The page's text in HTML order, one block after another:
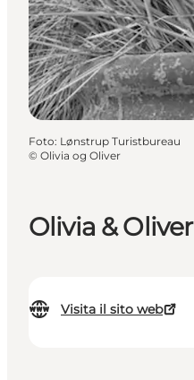
Olivia & Oliver
Visita il sito web
Foto: Lønstrup Turistbureau
© Olivia og Oliver